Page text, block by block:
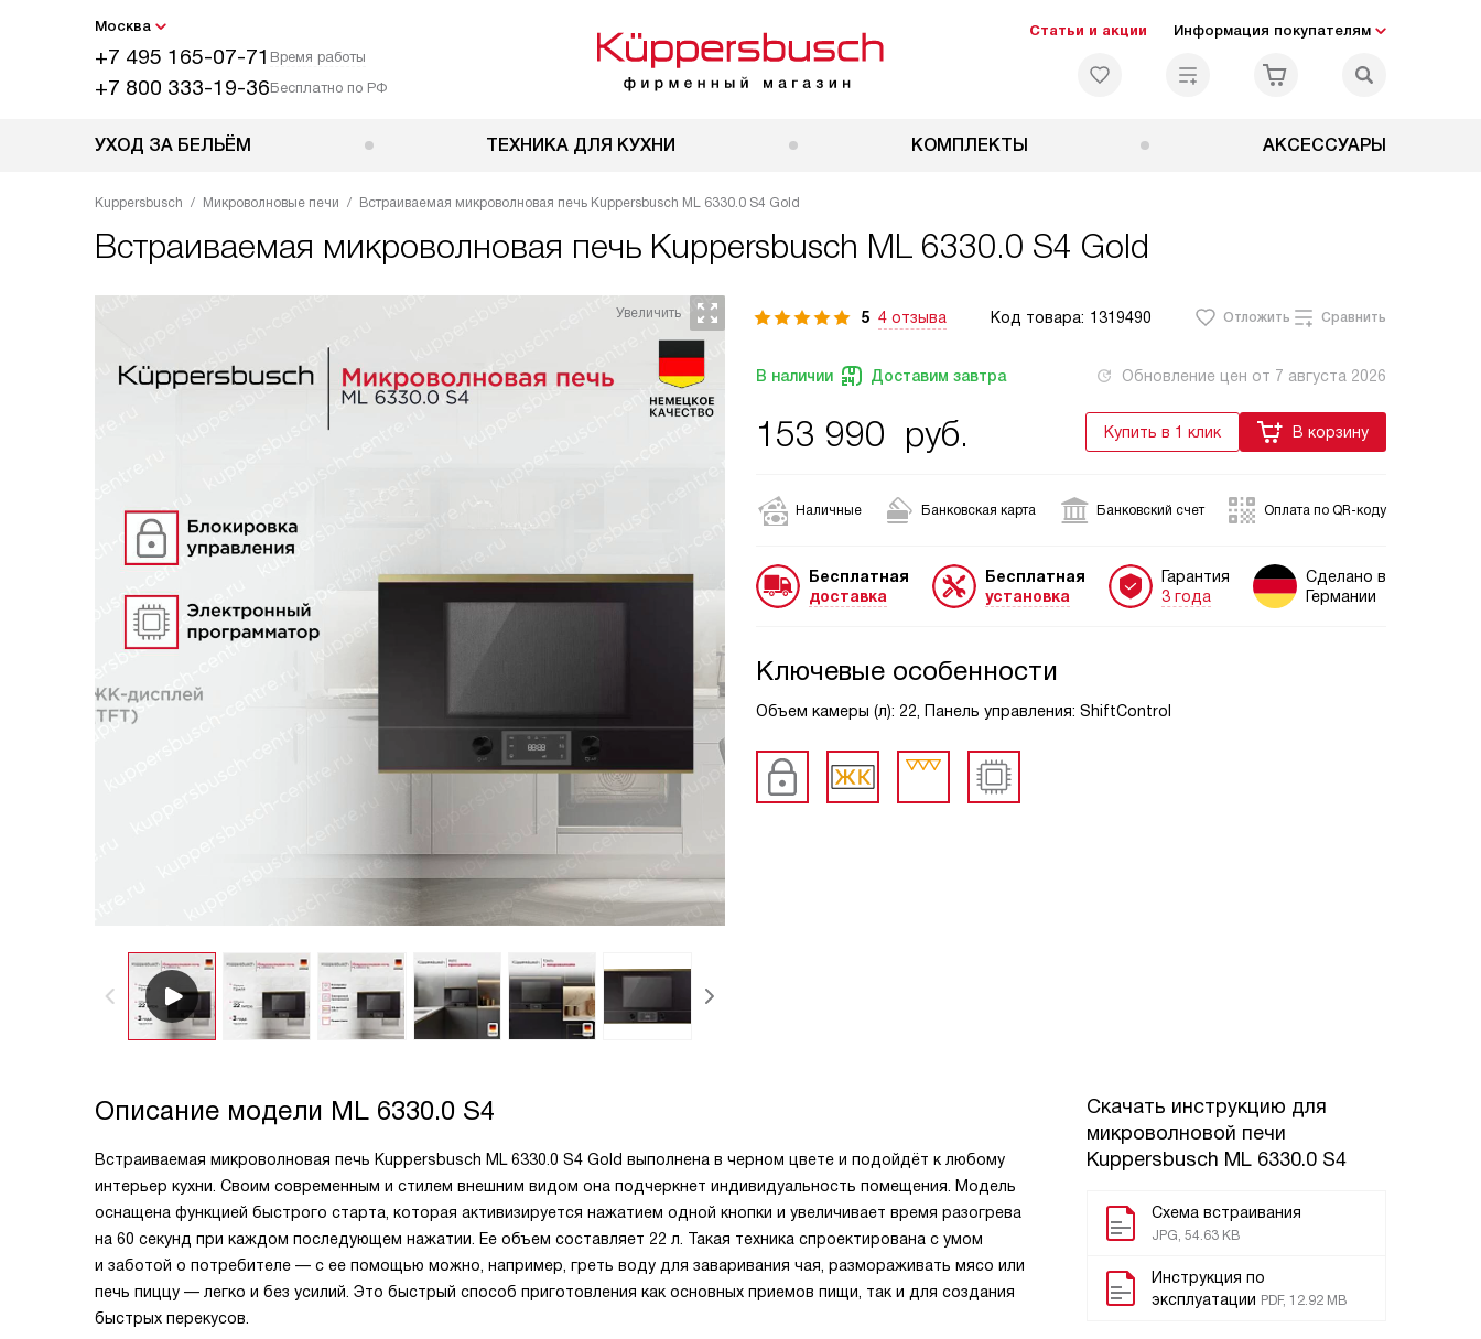
Москва
+7 495 165-07-71 Время работы
+7 800 333-19-36Бесплатно по РФ
Статьи и акции Информация покупателям
УХОД ЗА БЕЛЬЁМ ТЕХНИКА ДЛЯ КУХНИ КОМПЛЕКТЫ АКСЕССУАРЫ
Kuppersbusch Микроволновые печи Встраиваемая микроволновая печь Kuppersbusch ML 6330.0 S4 Gold
Встраиваемая микроволновая печь Kuppersbusch ML 6330.0 S4 Gold
5 4 отзыва Код товара: 1319490 Отложить Сравнить
В наличии Доставим завтра Обновление цен от 7 августа 2026
153 990 руб. Купить в 1 клик В корзину
Наличные Банковская карта Банковский счет Оплата по QR-коду
Бесплатная
доставка
Бесплатная
установка
Гарантия
3 года
Сделано в
Германии
Ключевые особенности
Объем камеры (л): 22, Панель управления: ShiftControl
Скачать инструкцию для
микроволновой печи
Kuppersbusch ML 6330.0 S4
Схема встраивания
JPG, 54.63 KB
Инструкция по
эксплуатации PDF, 12.92 MB
Описание модели ML 6330.0 S4
Встраиваемая микроволновая печь Kuppersbusch ML 6330.0 S4 Gold выполнена в черном цвете и подойдёт к любому
интерьер кухни. Своим современным и стилем внешним видом она подчеркнет индивидуальность помещения. Модель
оснащена функцией быстрого старта, которая активизируется нажатием одной кнопки и увеличивает время разогрева
на 60 секунд при каждом последующем нажатии. Ее объем составляет 22 л. Такая техника спроектирована с умом
и заботой о потребителе — с ее помощью можно, например, греть воду для заваривания чая, размораживать мясо или
печь пиццу — легко и без усилий. Это быстрый способ приготовления как основных приемов пищи, так и для создания
быстрых перекусов.